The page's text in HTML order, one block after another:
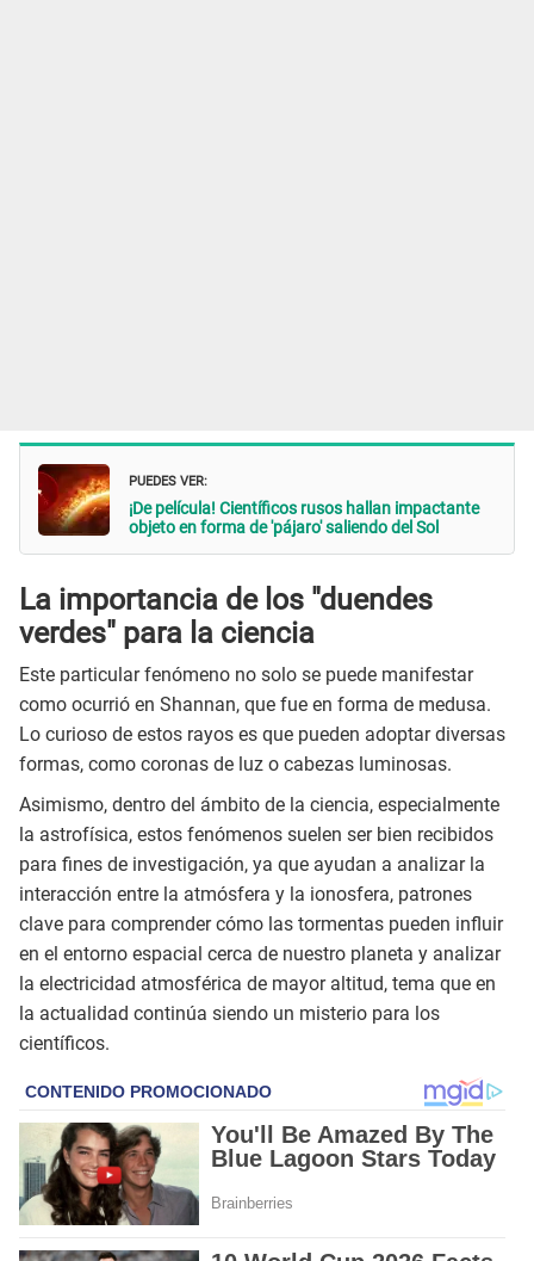
PUEDES VER:
¡De película! Científicos rusos hallan impactante
objeto en forma de 'pájaro' saliendo del Sol
La importancia de los "duendes
verdes" para la ciencia
Este particular fenómeno no solo se puede manifestar
como ocurrió en Shannan, que fue en forma de medusa.
Lo curioso de estos rayos es que pueden adoptar diversas
formas, como coronas de luz o cabezas luminosas.
Asimismo, dentro del ámbito de la ciencia, especialmente
la astrofísica, estos fenómenos suelen ser bien recibidos
para fines de investigación, ya que ayudan a analizar la
interacción entre la atmósfera y la ionosfera, patrones
clave para comprender cómo las tormentas pueden influir
en el entorno espacial cerca de nuestro planeta y analizar
la electricidad atmosférica de mayor altitud, tema que en
la actualidad continúa siendo un misterio para los
científicos.